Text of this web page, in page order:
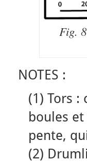
Fig.
NOTES :
(1) Tors :
boules
pente,
(2)